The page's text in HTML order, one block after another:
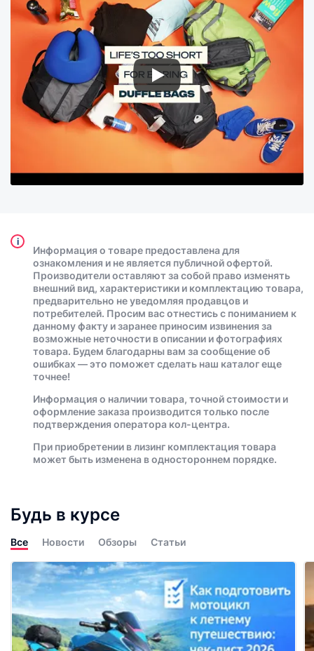
i
Информация о товаре предоставлена для
ознакомления и не является публичной офертой.
Производители оставляют за собой право изменять
внешний вид, характеристики и комплектацию товара,
предварительно не уведомляя продавцов и
потребителей. Просим вас отнестись с пониманием к
данному факту и заранее приносим извинения за
возможные неточности в описании и фотографиях
товара. Будем благодарны вам за сообщение об
ошибках — это поможет сделать наш каталог еще
точнее!
Информация о наличии товара, точной стоимости и
оформление заказа производится только после
подтверждения оператора кол-центра.
При приобретении в лизинг комплектация товара
может быть изменена в одностороннем порядке.
Будь в курсе
Все Новости Обзоры Статьи